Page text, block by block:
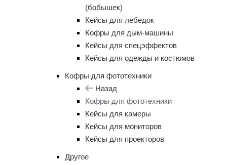
(бобышек)
Кейсы для лебедок
Кофры для дым-машины
Кейсы для спецэффектов
Кейсы для одежды и костюмов
Кофры для фототехники
Назад
Кофры для фототехники
Кейсы для камеры
Кейсы для мониторов
Кейсы для проекторов
Другое